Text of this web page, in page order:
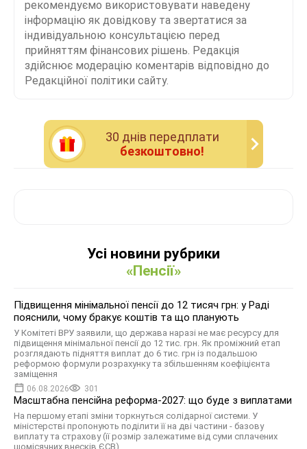
рекомендуємо використовувати наведену
інформацію як довідкову та звертатися за
індивідуальною консультацією перед
прийняттям фінансових рішень. Редакція
здійснює модерацію коментарів відповідно до
Редакційної політики сайту.
30 днiв передплати
безкоштовно!
Усі новини рубрики
«Пенсії»
Підвищення мінімальної пенсії до 12 тисяч грн: у Раді
пояснили, чому бракує коштів та що планують
У Комітеті ВРУ заявили, що держава наразі не має ресурсу для
підвищення мінімальної пенсії до 12 тис. грн. Як проміжний етап
розглядають підняття виплат до 6 тис. грн із подальшою
реформою формули розрахунку та збільшенням коефіцієнта
заміщення
06.08.2026 301
Масштабна пенсійна реформа-2027: що буде з виплатами
На першому етапі зміни торкнуться солідарної системи. У
міністерстві пропонують поділити її на дві частини - базову
виплату та страхову (її розмір залежатиме від суми сплачених
щомісячних внесків ЄСВ)